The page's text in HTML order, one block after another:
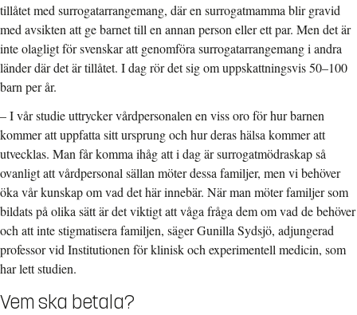
tillåtet med surrogatarrangemang, där en surrogatmamma blir gravid
med avsikten att ge barnet till en annan person eller ett par. Men det är
inte olagligt för svenskar att genomföra surrogatarrangemang i andra
länder där det är tillåtet. I dag rör det sig om uppskattningsvis 50–100
barn per år.
– I vår studie uttrycker vårdpersonalen en viss oro för hur barnen
kommer att uppfatta sitt ursprung och hur deras hälsa kommer att
utvecklas. Man får komma ihåg att i dag är surrogatmödraskap så
ovanligt att vårdpersonal sällan möter dessa familjer, men vi behöver
öka vår kunskap om vad det här innebär. När man möter familjer som
bildats på olika sätt är det viktigt att våga fråga dem om vad de behöver
och att inte stigmatisera familjen, säger Gunilla Sydsjö, adjungerad
professor vid Institutionen för klinisk och experimentell medicin, som
har lett studien.
Vem ska betala?